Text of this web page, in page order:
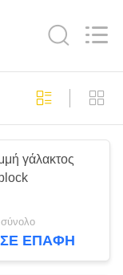
γάλακτος
ΕΠΑΦΉ